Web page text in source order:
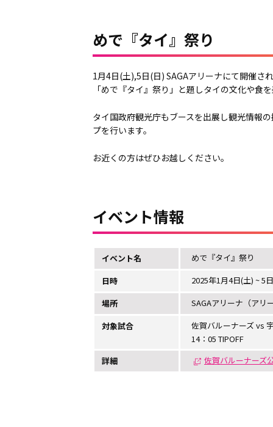
めで『タイ』祭り
1月4日(土),5日(日) SAGAアリーナにて開催さ
「めで『タイ』祭り」と題しタイの文化や食
タイ国政府観光庁もブースを出展し観光情報
プを行います。
お近くの方はぜひお越しください。
イベント情報
イベント名
めで『タイ』祭り
日時
2025年1月4日(土) ~ 5
場所
SAGAアリーナ（アリ
対象試合
佐賀バルーナーズ vs
14：05 TIPOFF
詳細
佐賀バルーナーズ